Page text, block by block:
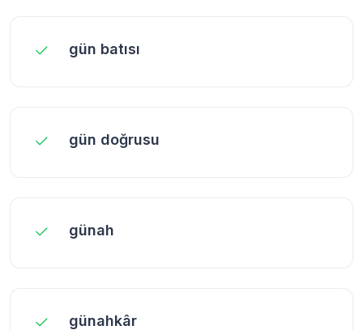
gün batısı
gün doğrusu
günah
günahkâr